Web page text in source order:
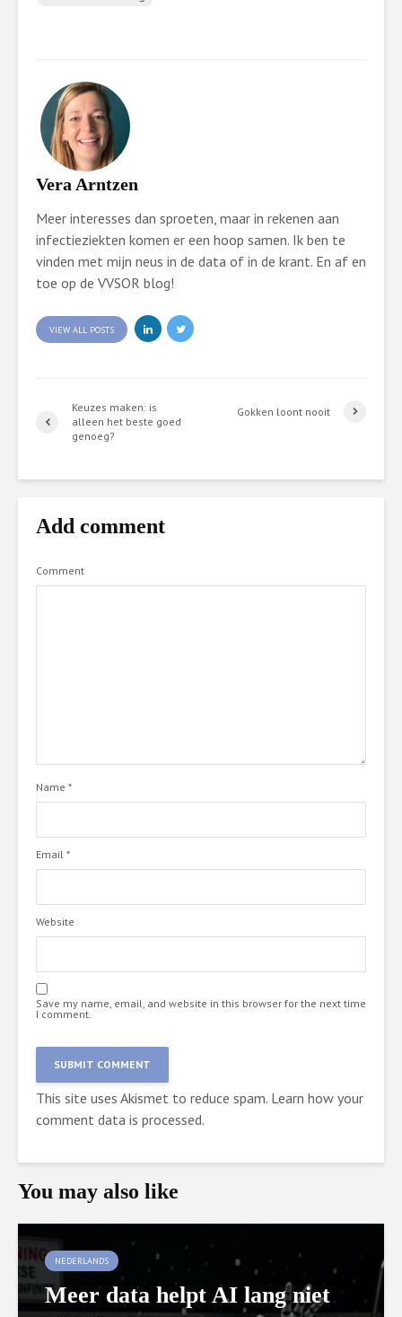
Vera Arntzen
Meer interesses dan sproeten, maar in rekenen aan
infectieziekten komen er een hoop samen. Ik ben te
vinden met mijn neus in de data of in de krant. En af en
toe op de VVSOR blog!
VIEW ALL POSTS
Keuzes maken: is
alleen het beste goed
genoeg?
Gokken loont nooit
Add comment
Comment
Name *
Email *
Website
Save my name, email, and website in this browser for the next time
I comment.
This site uses Akismet to reduce spam. Learn how your
comment data is processed.
You may also like
NEDERLANDS
Meer data helpt AI lang niet